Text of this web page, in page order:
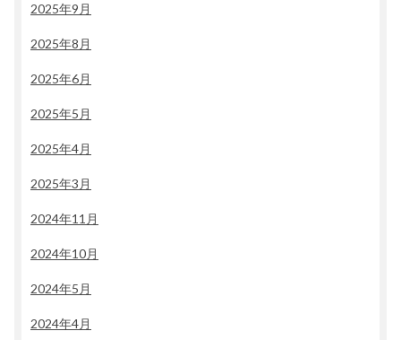
2025年9月
2025年8月
2025年6月
2025年5月
2025年4月
2025年3月
2024年11月
2024年10月
2024年5月
2024年4月